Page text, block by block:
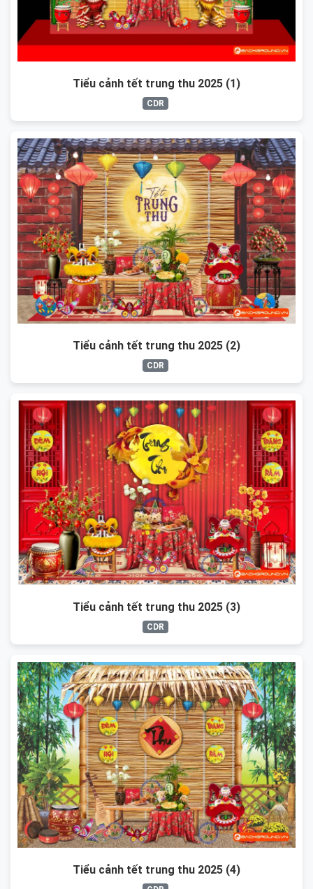
Tiểu cảnh tết trung thu 2025 (1)
CDR
Tiểu cảnh tết trung thu 2025 (2)
CDR
Tiểu cảnh tết trung thu 2025 (3)
CDR
Tiểu cảnh tết trung thu 2025 (4)